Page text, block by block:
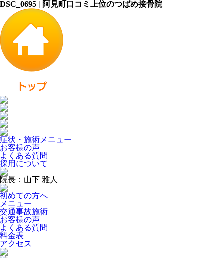
DSC_0695 | 阿見町口コミ上位のつばめ接骨院
症状・施術メニュー
お客様の声
よくある質問
採用について
院長：山下 雅人
初めての方へ
メニュー
交通事故施術
お客様の声
よくある質問
料金表
アクセス